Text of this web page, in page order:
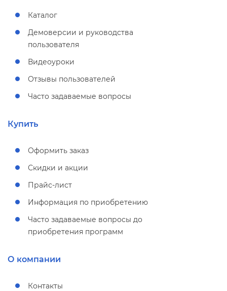
Катало
Демоверсии и руководства
пользователя
идеоуроки
Отзывы пользователей
Часто задаваемые вопросы
Купить
Оформить заказ
Скидки и акции
Прайс-лист
Информация по приобретению
Часто задаваемые вопросы до
приобретения программ
О компании
Контакты